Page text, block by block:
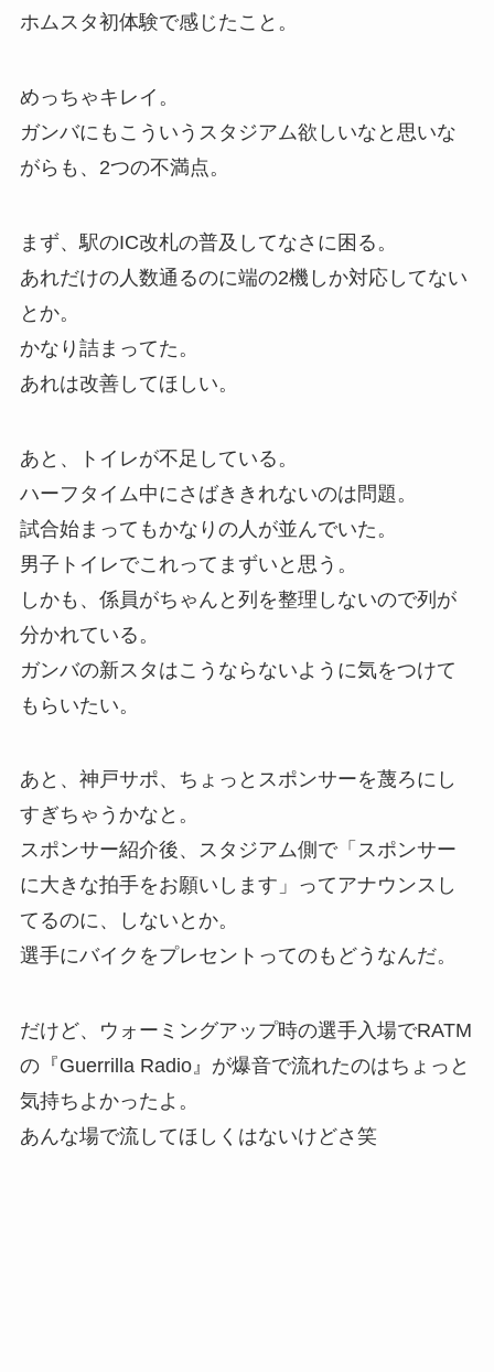
ホムスタ初体験で感じたこと。
めっちゃキレイ。
ガンバにもこういうスタジアム欲しいなと思いな
がらも、2つの不満点。
まず、駅のIC改札の普及してなさに困る。
あれだけの人数通るのに端の2機しか対応してない
とか。
かなり詰まってた。
あれは改善してほしい。
あと、トイレが不足している。
ハーフタイム中にさばききれないのは問題。
試合始まってもかなりの人が並んでいた。
男子トイレでこれってまずいと思う。
しかも、係員がちゃんと列を整理しないので列が
分かれている。
ガンバの新スタはこうならないように気をつけて
もらいたい。
あと、神戸サポ、ちょっとスポンサーを蔑ろにし
すぎちゃうかなと。
スポンサー紹介後、スタジアム側で「スポンサー
に大きな拍手をお願いします」ってアナウンスし
てるのに、しないとか。
選手にバイクをプレセントってのもどうなんだ。
だけど、ウォーミングアップ時の選手入場でRATM
の『Guerrilla Radio』が爆音で流れたのはちょっと
気持ちよかったよ。
あんな場で流してほしくはないけどさ笑